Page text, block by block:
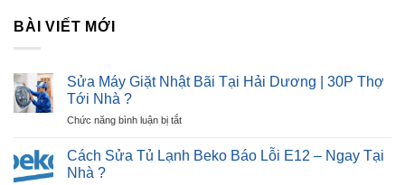
BÀI VIẾT MỚI
Sửa Máy Giặt Nhật Bãi Tại Hải Dương | 30P Thợ
Tới Nhà ?
Chức năng bình luận bị tắtở
Máy
Cách Sửa Tủ Lạnh Beko Báo Lỗi E12 – Ngay Tại
Nhà ?